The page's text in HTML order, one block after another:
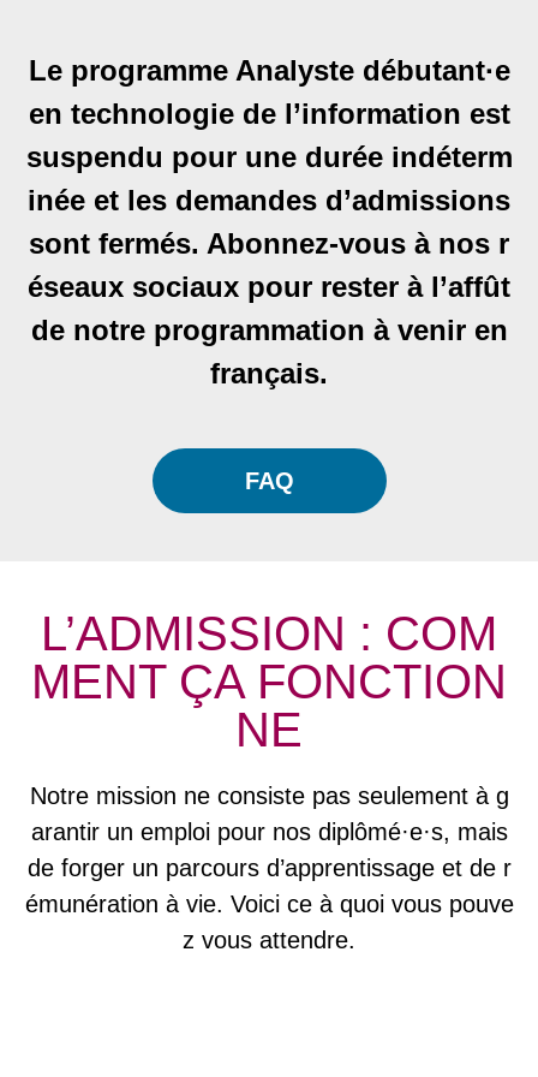
Le programme Analyste débutant·e
en technologie de l’information est
suspendu pour une durée indéterm
inée et les demandes d’admissions
sont fermés. Abonnez-vous à nos r
éseaux sociaux pour rester à l’affût
de notre programmation à venir en
français.
FAQ
L’ADMISSION : COM
MENT ÇA FONCTION
NE
Notre mission ne consiste pas seulement à g
arantir un emploi pour nos diplômé·e·s, mais
de forger un parcours d’apprentissage et de r
émunération à vie. Voici ce à quoi vous pouve
z vous attendre.